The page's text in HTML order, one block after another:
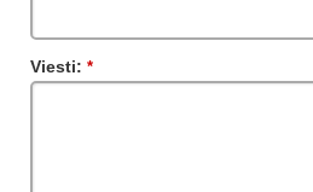
Viesti:
kenttä